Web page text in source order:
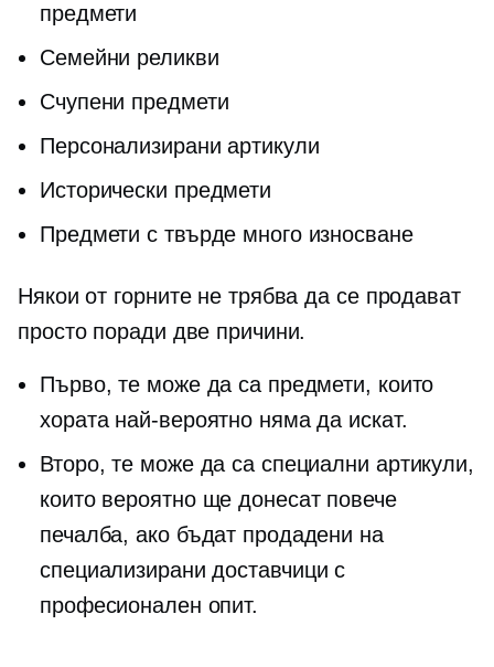
предмети
Семейни реликви
Счупени предмети
Персонализирани артикули
Исторически предмети
Предмети с твърде много износване
Някои от горните не трябва да се продават
просто поради две причини.
Първо, те може да са предмети, които
хората най-вероятно няма да искат.
Второ, те може да са специални артикули,
които вероятно ще донесат повече
печалба, ако бъдат продадени на
специализирани доставчици с
професионален опит.